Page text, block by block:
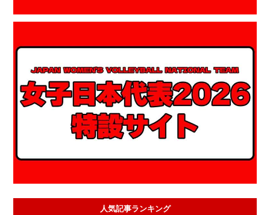
人気記事ランキング